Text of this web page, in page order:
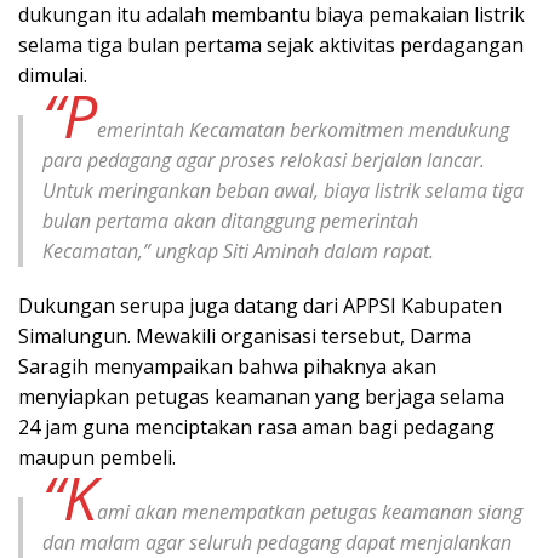
dukungan itu adalah membantu biaya pemakaian listrik
selama tiga bulan pertama sejak aktivitas perdagangan
dimulai.
“Pemerintah Kecamatan berkomitmen mendukung
para pedagang agar proses relokasi berjalan lancar.
Untuk meringankan beban awal, biaya listrik selama tiga
bulan pertama akan ditanggung pemerintah
Kecamatan,” ungkap Siti Aminah dalam rapat.
Dukungan serupa juga datang dari APPSI Kabupaten
Simalungun. Mewakili organisasi tersebut, Darma
Saragih menyampaikan bahwa pihaknya akan
menyiapkan petugas keamanan yang berjaga selama
24 jam guna menciptakan rasa aman bagi pedagang
maupun pembeli.
“Kami akan menempatkan petugas keamanan siang
dan malam agar seluruh pedagang dapat menjalankan